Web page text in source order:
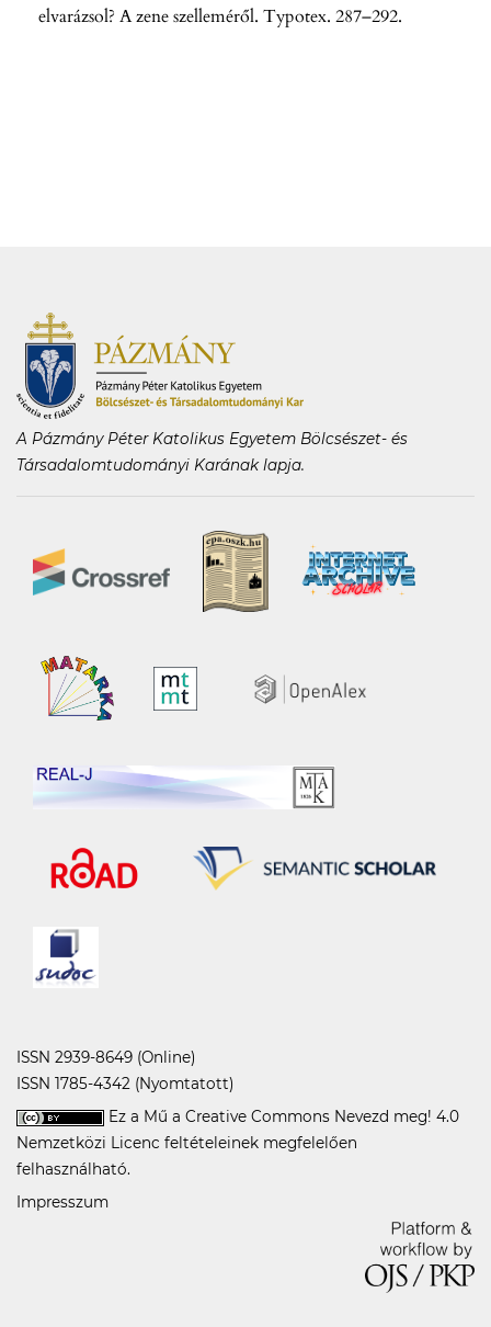
elvarázsol? A zene szelleméről. Typotex. 287–292.
A Pázmány Péter Katolikus Egyetem Bölcsészet- és
Társadalomtudományi Karának lapja.
ISSN 2939-8649 (Online)
ISSN 1785-4342 (Nyomtatott)
Ez a Mű a Creative Commons Nevezd meg! 4.0
Nemzetközi Licenc feltételeinek megfelelően
felhasználható.
Impresszum